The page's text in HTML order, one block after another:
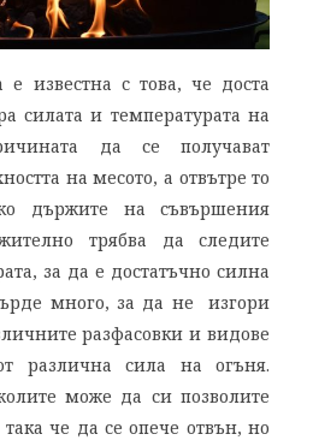
известна с това, че доста
силата и температурата на
да се получават
на месото, а отвътре то
държите на съвършения
трябва да следите
за да е достатъчно силна
много, за да не изгори
разфасовки и видове
различна сила на огъня.
може да си позволите
че да се опече отвън, но